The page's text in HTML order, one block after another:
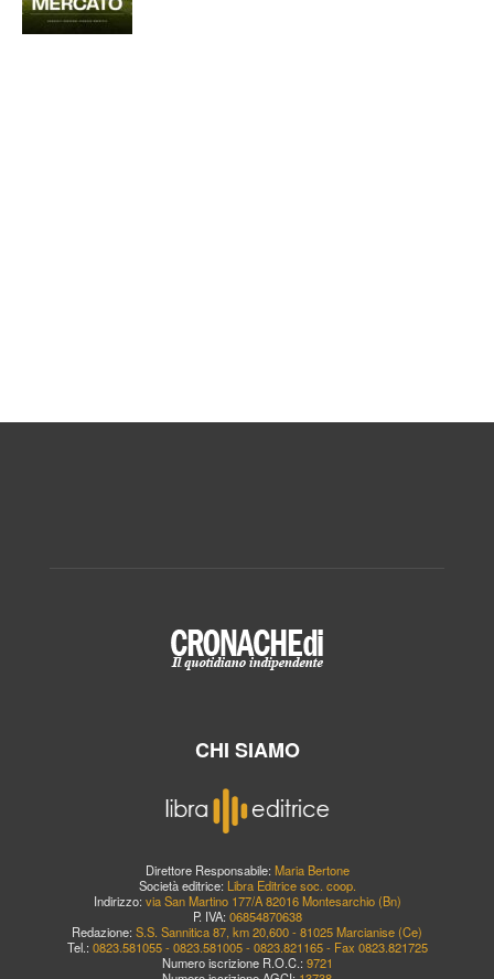
CHI SIAMO
Direttore Responsabile: Maria Bertone
Società editrice: Libra Editrice soc. coop.
Indirizzo: via San Martino 177/A 82016 Montesarchio (Bn)
P. IVA: 06854870638
Redazione: S.S. Sannitica 87, km 20,600 - 81025 Marcianise (Ce)
Tel.: 0823.581055 - 0823.581005 - 0823.821165 - Fax 0823.821725
Numero iscrizione R.O.C.: 9721